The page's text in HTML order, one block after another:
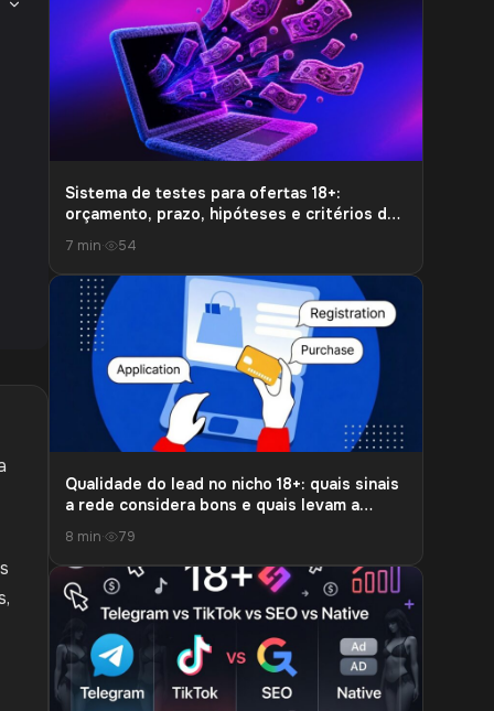
Sistema de testes para ofertas 18+:
orçamento, prazo, hipóteses e critérios de
7 min· 54
Qualidade do lead no nicho 18+: quais sinais
a rede considera bons e quais levam a
8 min· 79